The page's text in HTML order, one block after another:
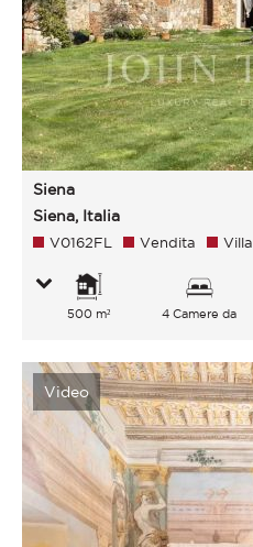
Siena
Siena, Italia
V0162FL Vendita Villa
500 m²
4 Camere da
Video